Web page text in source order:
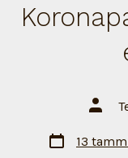
tekijä
Artikkelin
päivämäärä
13